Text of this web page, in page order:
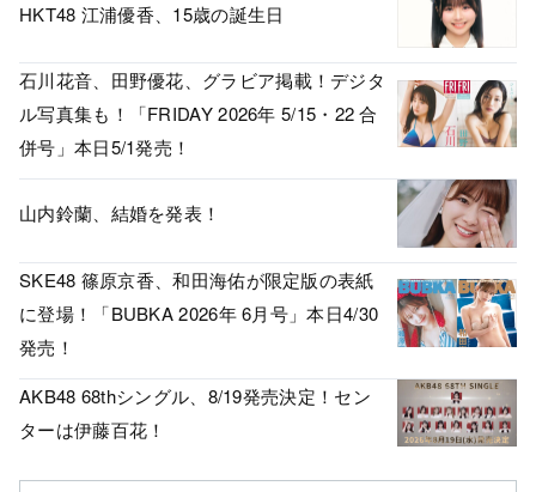
HKT48 江浦優香、15歳の誕生日
石川花音、田野優花、グラビア掲載！デジタ
ル写真集も！「FRIDAY 2026年 5/15・22 合
併号」本日5/1発売！
山内鈴蘭、結婚を発表！
SKE48 篠原京香、和田海佑が限定版の表紙
に登場！「BUBKA 2026年 6月号」本日4/30
発売！
AKB48 68thシングル、8/19発売決定！セン
ターは伊藤百花！